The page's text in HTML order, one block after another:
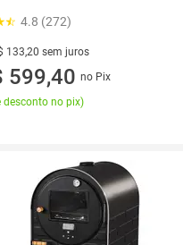
4.8 (272)
133,20 sem juros
R$ 133,20 sem juros
599,40 no Pix
desconto no pix)